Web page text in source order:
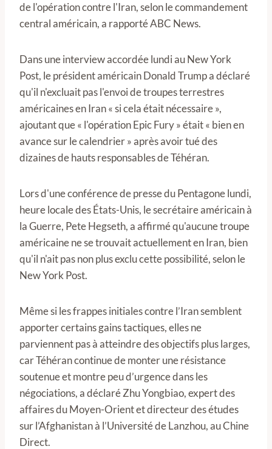
de l'opération contre l'Iran, selon le commandement
central américain, a rapporté ABC News.
Dans une interview accordée lundi au New York
Post, le président américain Donald Trump a déclaré
qu'il n'excluait pas l'envoi de troupes terrestres
américaines en Iran « si cela était nécessaire »,
ajoutant que « l'opération Epic Fury » était « bien en
avance sur le calendrier » après avoir tué des
dizaines de hauts responsables de Téhéran.
Lors d'une conférence de presse du Pentagone lundi,
heure locale des États-Unis, le secrétaire américain à
la Guerre, Pete Hegseth, a affirmé qu'aucune troupe
américaine ne se trouvait actuellement en Iran, bien
qu'il n'ait pas non plus exclu cette possibilité, selon le
New York Post.
Même si les frappes initiales contre l’Iran semblent
apporter certains gains tactiques, elles ne
parviennent pas à atteindre des objectifs plus larges,
car Téhéran continue de monter une résistance
soutenue et montre peu d’urgence dans les
négociations, a déclaré Zhu Yongbiao, expert des
affaires du Moyen-Orient et directeur des études
sur l’Afghanistan à l’Université de Lanzhou, au Chine
Direct.